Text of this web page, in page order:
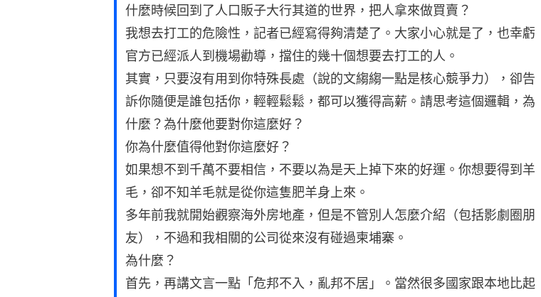
什麼時候回到了人口販子大行其道的世界，把人拿來做買賣？
我想去打工的危險性，記者已經寫得夠清楚了。大家小心就是了，也幸虧
官方已經派人到機場勸導，擋住的幾十個想要去打工的人。
其實，只要沒有用到你特殊長處（說的文縐縐一點是核心競爭力），卻告
訴你隨便是誰包括你，輕輕鬆鬆，都可以獲得高薪。請思考這個邏輯，為
什麼？為什麼他要對你這麼好？
你為什麼值得他對你這麼好？
如果想不到千萬不要相信，不要以為是天上掉下來的好運。你想要得到羊
毛，卻不知羊毛就是從你這隻肥羊身上來。
多年前我就開始觀察海外房地產，但是不管別人怎麼介紹（包括影劇圈朋
友），不過和我相關的公司從來沒有碰過柬埔寨。
為什麼？
首先，再講文言一點「危邦不入，亂邦不居」。當然很多國家跟本地比起